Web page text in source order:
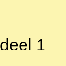
1